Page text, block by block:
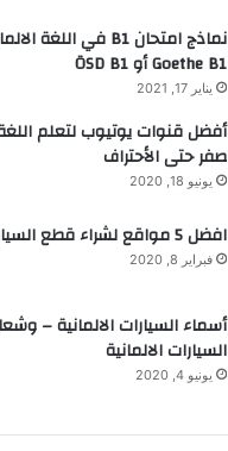
Goethe B1 أو ÖSD B1
يناير 17, 2021
أفضل قنوات يوتيوب لتعلم
صفر حتى الأحتراف
يونيو 18, 2020
افضل 5 مواقع لشراء قطع السيارات في ألمانيا
فبراير 8, 2020
أسماء السيارات الالمانية –
السيارات الالمانية
يونيو 4, 2020